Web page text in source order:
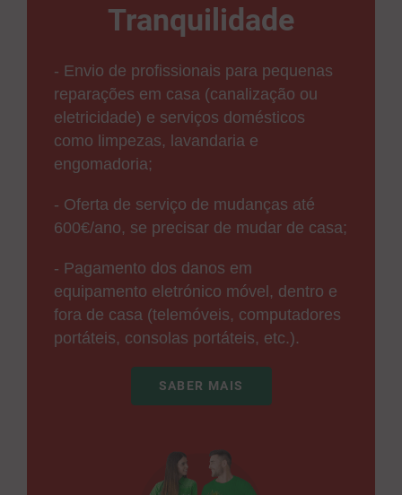
Tranquilidade
- Envio de profissionais para pequenas
reparações em casa (canalização ou
eletricidade) e serviços domésticos
como limpezas, lavandaria e
engomadoria;
- Oferta de serviço de mudanças até
600€/ano, se precisar de mudar de casa;
- Pagamento dos danos em
equipamento eletrónico móvel, dentro e
fora de casa (telemóveis, computadores
portáteis, consolas portáteis, etc.).
SABER MAIS